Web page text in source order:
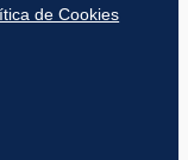
de Cookies